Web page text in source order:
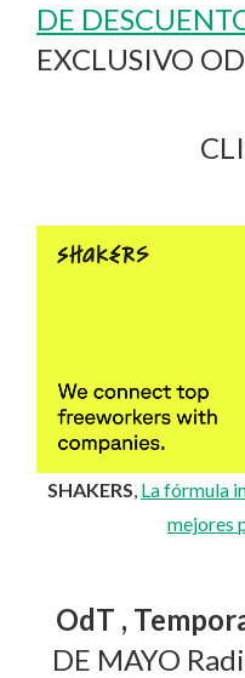
DE
EXCLUSIVO
SHAKERS, La fórmula
mejores
OdT ,
DE MAYO